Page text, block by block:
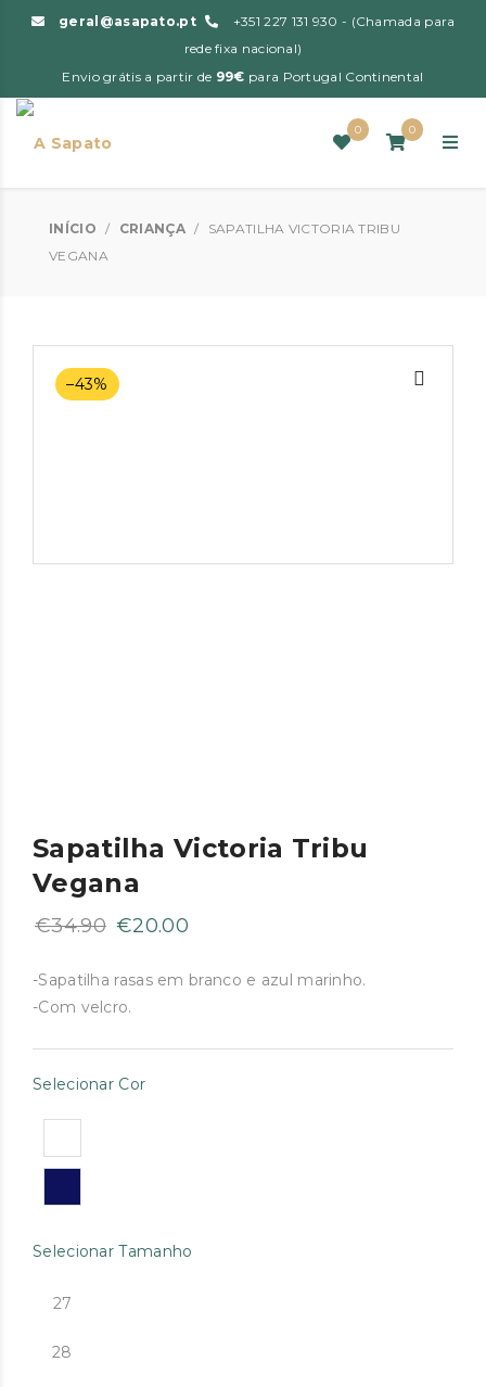
geral@asapato.pt
+351 227 131 930 - (Chamada para
rede fixa nacional)
Envio grátis a partir de 99€ para Portugal Continental
0 0
INÍCIO / CRIANÇA /
SAPATILHA VICTORIA TRIBU
VEGANA
–43%
Sapatilha Victoria Tribu
Vegana
€34.90 O
original
era:
€20.00
atual
-Sapatilha rasas em branco e azul marinho.
-Com velcro.
Selecionar Cor
Selecionar Tamanho
27
28